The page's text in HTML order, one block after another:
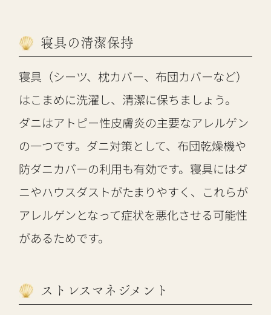
寝具の清潔保持
寝具（シーツ、枕カバー、布団カバーなど）
はこまめに洗濯し、清潔に保ちましょう。
ダニはアトピー性皮膚炎の主要なアレルゲン
の一つです。ダニ対策として、布団乾燥機や
防ダニカバーの利用も有効です。寝具にはダ
ニやハウスダストがたまりやすく、これらが
アレルゲンとなって症状を悪化させる可能性
があるためです。
ストレスマネジメント